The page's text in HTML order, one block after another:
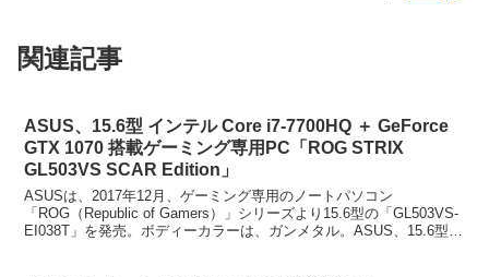
関連記事
ASUS、15.6型 インテル Core i7-7700HQ ＋ GeForce
GTX 1070 搭載ゲーミング専用PC「ROG STRIX
GL503VS SCAR Edition」
ASUSは、2017年12月、ゲーミング専用のノートパソコン
「ROG（Republic of Gamers）」シリーズより15.6型の「GL503VS-
EI038T」を発売。ボディーカラーは、ガンメタル。ASUS、15.6型